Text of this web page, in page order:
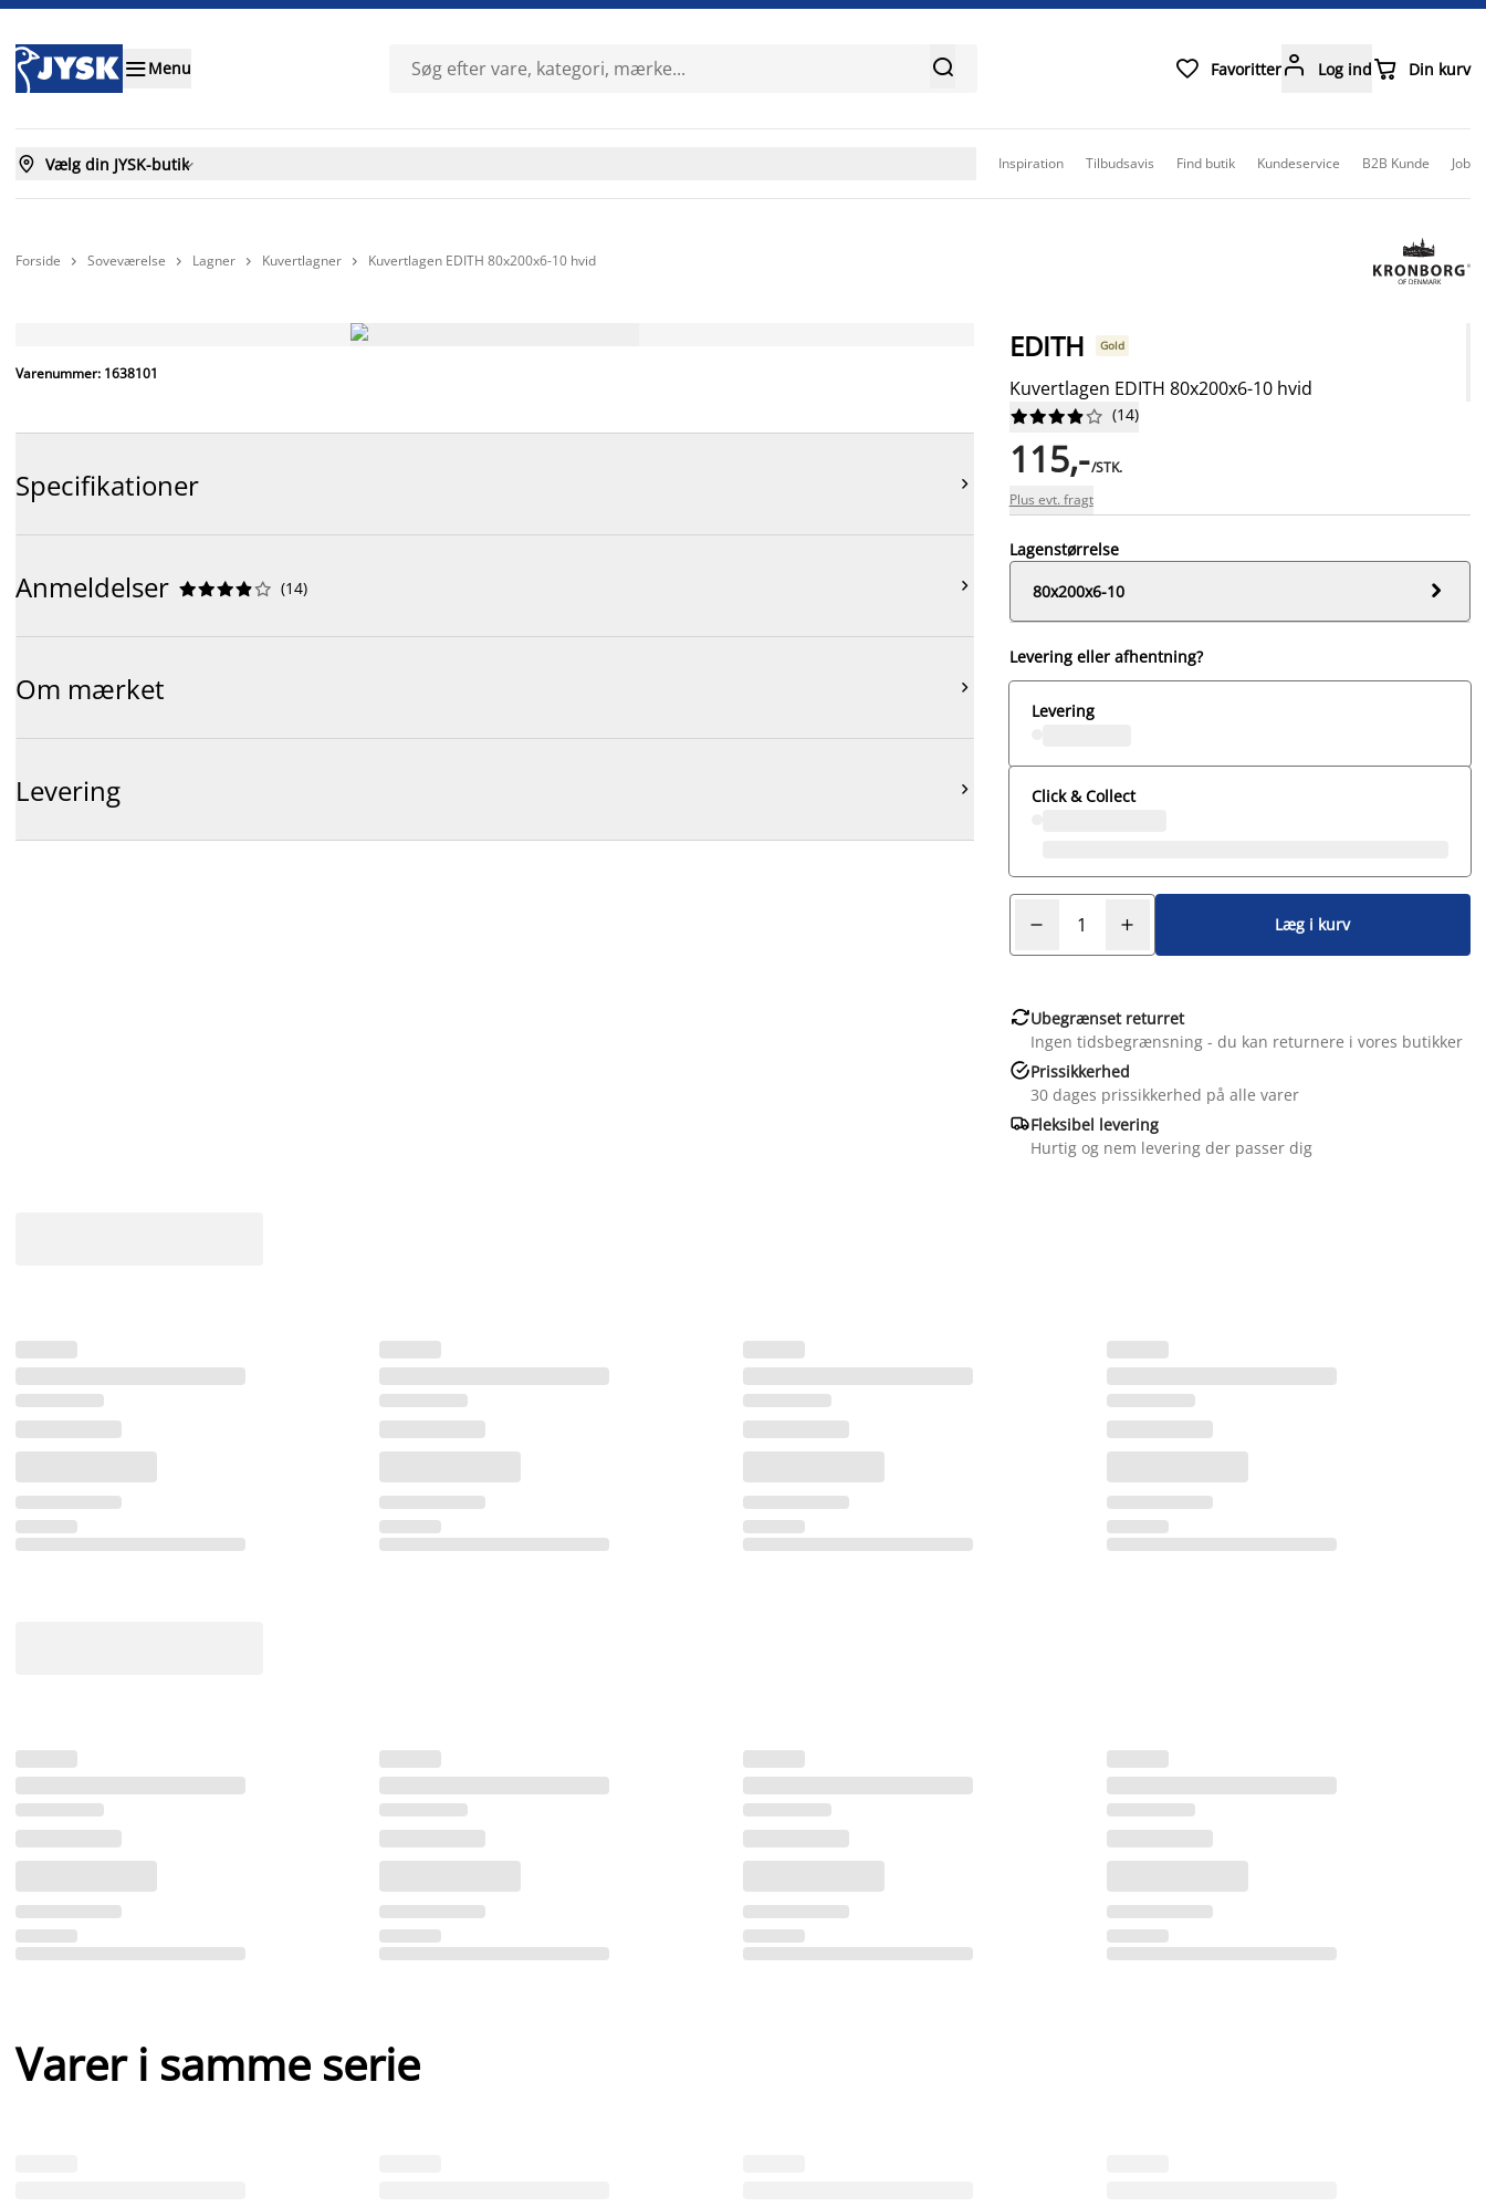
Menu   Favoritter Log ind Din kurv
 Vælg din JYSK-butik Inspiration Tilbudsavis Find butik Kundeservice B2B Kunde Job
Forside  Soveværelse  Lagner  Kuvertlagner  Kuvertlagen EDITH 80x200x6-10 hvid
FAST LAV PRIS
Varenummer: 1638101
Specifikationer 
Anmeldelser 




 (14) 
Om mærket 
Levering 
EDITH Gold
Kuvertlagen EDITH 80x200x6-10 hvid





 (14)
115,-/STK.
Plus evt. fragt
Lagenstørrelse
80x200x6-10

Levering eller afhentning?
Levering
Click & Collect
Læg i kurv
Ubegrænset returret
Ingen tidsbegrænsning - du kan returnere i vores butikker
Prissikkerhed
30 dages prissikkerhed på alle varer
Fleksibel levering
Hurtig og nem levering der passer dig
Varer i samme serie